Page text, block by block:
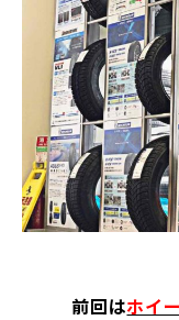
前回はホイ